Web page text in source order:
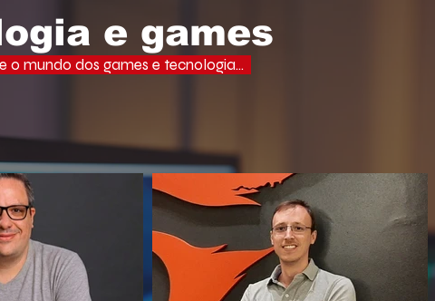
e games
o mundo dos games e tecnologia...